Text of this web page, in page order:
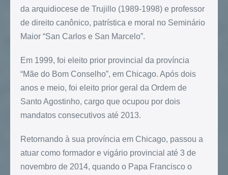
da arquidiocese de Trujillo (1989-1998) e professor
de direito canônico, patrística e moral no Seminário
Maior “San Carlos e San Marcelo”.
Em 1999, foi eleito prior provincial da província
“Mãe do Bom Conselho”, em Chicago. Após dois
anos e meio, foi eleito prior geral da Ordem de
Santo Agostinho, cargo que ocupou por dois
mandatos consecutivos até 2013.
Retornando à sua província em Chicago, passou a
atuar como formador e vigário provincial até 3 de
novembro de 2014, quando o Papa Francisco o